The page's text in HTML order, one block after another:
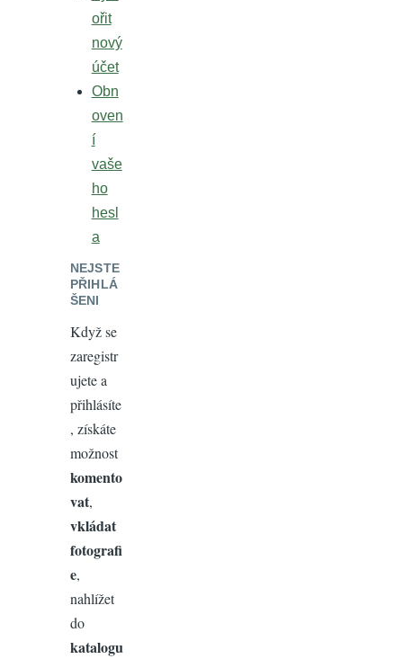
ořit
nový
účet
Obn
oven
í
vaše
ho
hesl
a
NEJSTE
PŘIHLÁ
ŠENI
Když se
zaregistr
ujete a
přihlásíte
, získáte
možnost
komento
vat,
vkládat
fotografi
e,
nahlížet
do
katalogu